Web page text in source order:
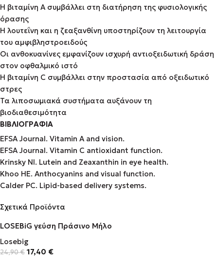
Η βιταμίνη A συμβάλλει στη διατήρηση της φυσιολογικής
όρασης
Η λουτεΐνη και η ζεαξανθίνη υποστηρίζουν τη λειτουργία
του αμφιβληστροειδούς
Οι ανθοκυανίνες εμφανίζουν ισχυρή αντιοξειδωτική δράση
στον οφθαλμικό ιστό
Η βιταμίνη C συμβάλλει στην προστασία από οξειδωτικό
στρες
Τα λιποσωμιακά συστήματα αυξάνουν τη
βιοδιαθεσιμότητα
ΒΙΒΛΙΟΓΡΑΦΙΑ
EFSA Journal. Vitamin A and vision.
EFSA Journal. Vitamin C antioxidant function.
Krinsky NI. Lutein and Zeaxanthin in eye health.
Khoo HE. Anthocyanins and visual function.
Calder PC. Lipid-based delivery systems.
Σχετικά Προϊόντα
LOSEBiG γεύση Πράσινο Μήλο
Losebig
24,90€ 17,40 €